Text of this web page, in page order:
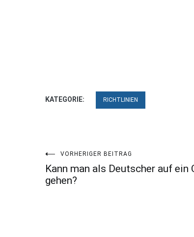
KATEGORIE: RICHTLINIEN
Beitragsnavigation
VORHERIGER BEITRAG
Kann man als Deutscher auf ein
gehen?